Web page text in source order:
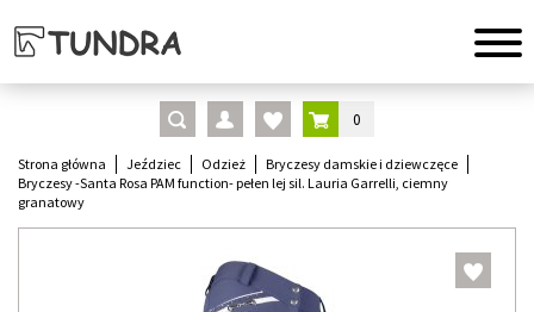
0
Strona główna Jeździec Odzież
Bryczesy damskie i dziewczęce
Bryczesy -Santa Rosa PAM function- pełen lej sil. Lauria Garrelli, ciemny
granatowy